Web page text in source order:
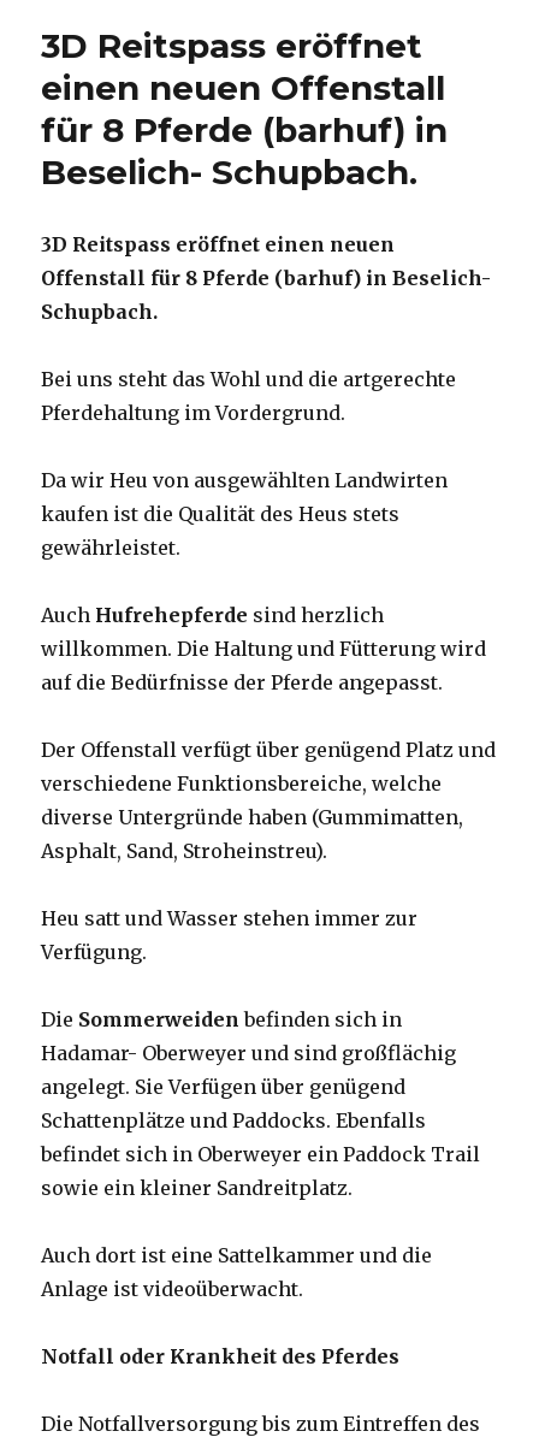
3D Reitspass eröffnet
einen neuen Offenstall
für 8 Pferde (barhuf) in
Beselich- Schupbach.
3D Reitspass eröffnet einen neuen
Offenstall für 8 Pferde (barhuf) in Beselich-
Schupbach.
Bei uns steht das Wohl und die artgerechte
Pferdehaltung im Vordergrund.
Da wir Heu von ausgewählten Landwirten
kaufen ist die Qualität des Heus stets
gewährleistet.
Auch Hufrehepferde sind herzlich
willkommen. Die Haltung und Fütterung wird
auf die Bedürfnisse der Pferde angepasst.
Der Offenstall verfügt über genügend Platz und
verschiedene Funktionsbereiche, welche
diverse Untergründe haben (Gummimatten,
Asphalt, Sand, Stroheinstreu).
Heu satt und Wasser stehen immer zur
Verfügung.
Die Sommerweiden befinden sich in
Hadamar- Oberweyer und sind großflächig
angelegt. Sie Verfügen über genügend
Schattenplätze und Paddocks. Ebenfalls
befindet sich in Oberweyer ein Paddock Trail
sowie ein kleiner Sandreitplatz.
Auch dort ist eine Sattelkammer und die
Anlage ist videoüberwacht.
Notfall oder Krankheit des Pferdes
Die Notfallversorgung bis zum Eintreffen des